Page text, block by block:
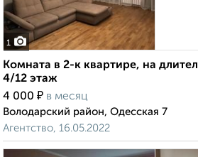
1
Комната в 2-к квартире, на
4/12 этаж
4 000 ₽ в месяц
Володарский район, Одесская 7
Агентство, 16.05.2022